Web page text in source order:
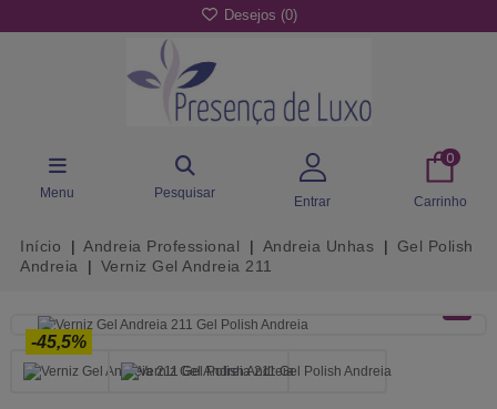
Desejos (0)
Menu Pesquisar
Entrar
0
Carrinho
Início Andreia Professional Andreia Unhas
Gel Polish
Andreia
Verniz Gel Andreia 211
-45,5%